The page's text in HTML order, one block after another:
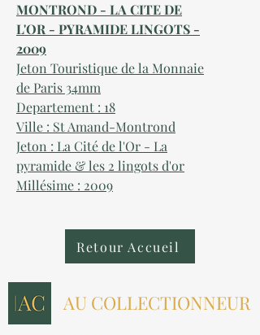
MONTROND - LA CITE DE
L'OR - PYRAMIDE LINGOTS -
2009
Jeton Touristique de la Monnaie
de Paris 34mm
Departement : 18
Ville : St Amand-Montrond
Jeton : La Cité de l'Or - La
pyramide & les 2 lingots d'or
Millésime : 2009
Retour Accueil
AU COLLECTIONNEUR